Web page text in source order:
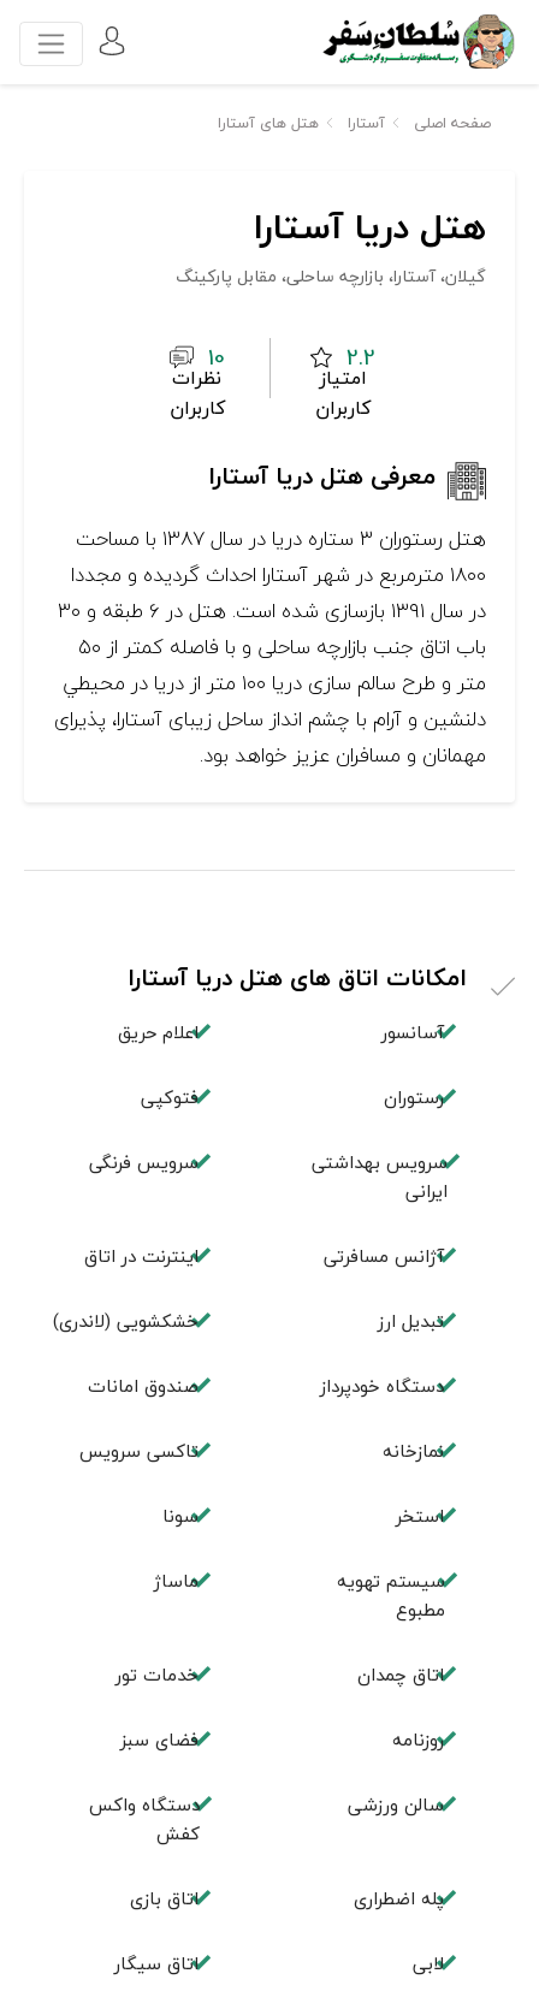
صفحه اصلی آستارا هتل های آستارا
هتل دریا آستارا
گيلان، آستارا، بازارچه ساحلی، مقابل پارکینگ
2.2
امتیاز
کاربران
10
نظرات
کاربران
معرفی هتل دریا آستارا
هتل رستوران ۳ ستاره دریا در سال ۱۳۸۷ با مساحت
۱۸۰۰ مترمربع در شهر آستارا احداث گردیده و مجددا
در سال ۱۳۹۱ بازسازی شده است. هتل در ۶ طبقه و ۳۰
باب اتاق جنب بازارچه ساحلی و با فاصله کمتر از ۵۰
متر و طرح سالم سازی دریا ۱۰۰ متر از دریا در محيطي
دلنشين و آرام با چشم انداز ساحل زیبای آستارا، پذیرای
مهمانان و مسافران عزیز خواهد بود.
امکانات اتاق های هتل دریا آستارا
آسانسور اعلام حریق
رستوران فتوکپی
سرویس بهداشتی
ایرانی
سرویس فرنگی
آژانس مسافرتی اينترنت در اتاق
تبديل ارز خشکشویی (لاندری)
دستگاه خودپرداز صندوق امانات
نمازخانه تاکسی سرویس
استخر سونا
سیستم تهویه
مطبوع
ماساژ
اتاق چمدان خدمات تور
روزنامه فضای سبز
سالن ورزشی
دستگاه واکس
کفش
پله اضطراری اتاق بازی
لابی اتاق سیگار